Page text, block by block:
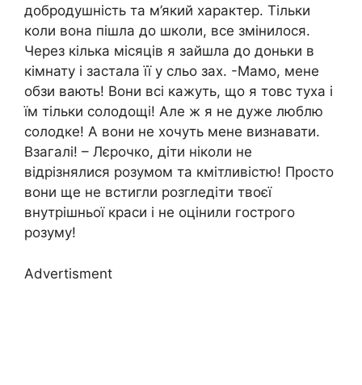
добродушність та м’який характер. Тільки
коли вона пішла до школи, все змінилося.
Через кілька місяців я зайшла до доньки в
кімнату і застала її у сльо зах. -Мамо, мене
обзи вають! Вони всі кажуть, що я товс туха і
їм тільки солодощі! Але ж я не дуже люблю
солодке! А вони не хочуть мене визнавати.
Взагалі! – Лєрочко, діти ніколи не
відрізнялися розумом та кмітливістю! Просто
вони ще не встигли розгледіти твоєї
внутрішньої краси і не оцінили гострого
розуму!
Advertisment